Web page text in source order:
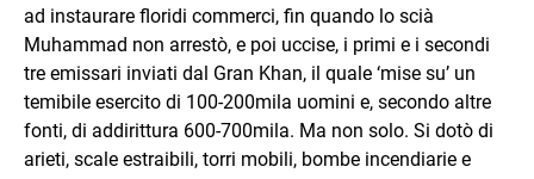
ad instaurare floridi commerci, fin quando lo scià
Muhammad non arrestò, e poi uccise, i primi e i secondi
tre emissari inviati dal Gran Khan, il quale ‘mise su’ un
temibile esercito di 100-200mila uomini e, secondo altre
fonti, di addirittura 600-700mila. Ma non solo. Si dotò di
arieti, scale estraibili, torri mobili, bombe incendiarie e